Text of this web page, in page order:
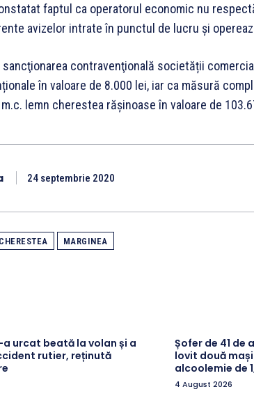
faptul ca operatorul economic nu
avizelor intrate în punctul de lucru și
contravenţională societății
în valoare de 8.000 lei, iar ca măsură
lemn cherestea rășinoase în valoare de
24 septembrie 2020
CHERESTEA MARGINEA
urcat beată la volan și a
rutier, reținută
Șofer de 41 de
lovit două
alcoolemie de
4 August 2026